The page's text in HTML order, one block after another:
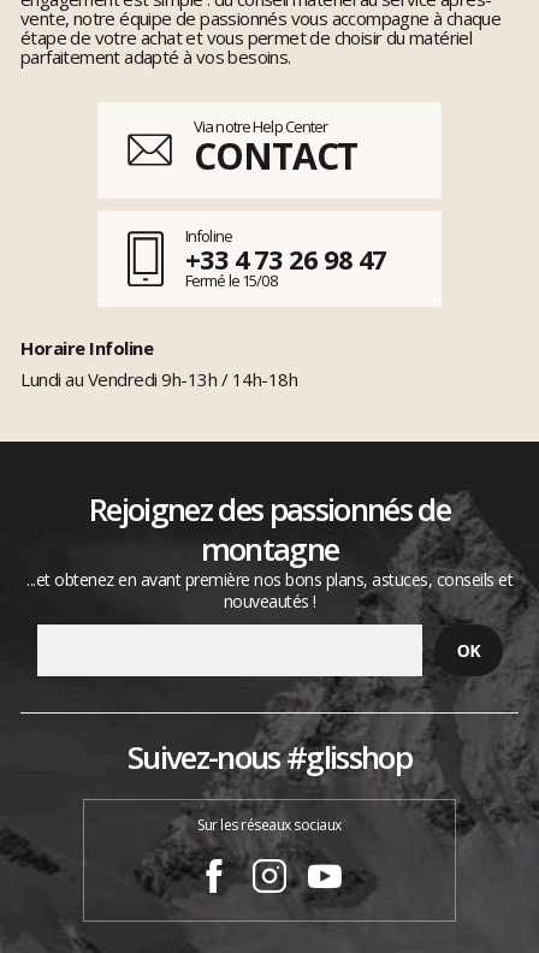
vente, notre équipe de passionnés vous accompagne à chaque
étape de votre achat et vous permet de choisir du matériel
parfaitement adapté à vos besoins.
Via notre Help Center
CONTACT
Infoline
+33 4 73 26 98 47
Fermé le 15/08
Horaire Infoline
Lundi au Vendredi 9h-13h / 14h-18h
Rejoignez des passionnés de
montagne
...et obtenez en avant première nos bons plans, astuces, conseils et
nouveautés !
Suivez-nous #glisshop
Sur les réseaux sociaux